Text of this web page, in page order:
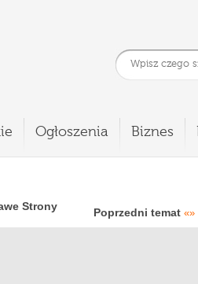
Ogłoszenia Biznes
Strony
Poprzedni temat «»